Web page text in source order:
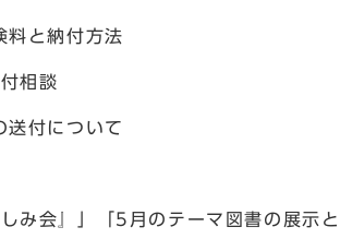
と納付方法
相談
付について
み会』」「5月のテーマ図書の展示